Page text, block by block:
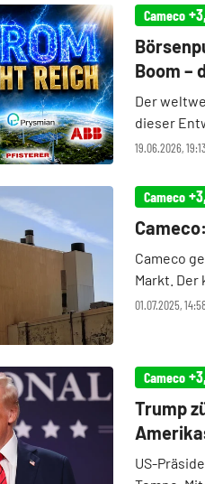
Cameco
19.06.2026,
Boom –
Der
dieser
großen
Cameco
01.07.2025,
Cameco
Markt.
globalen
Cameco
Trump
US-